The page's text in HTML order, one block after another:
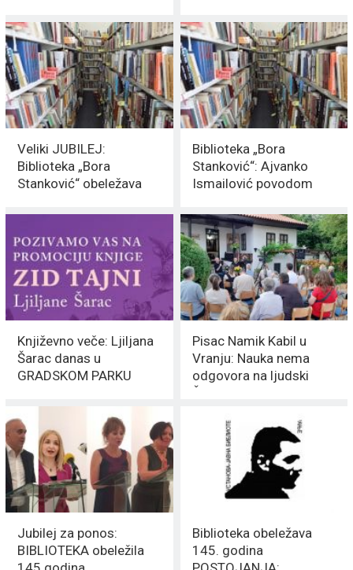
gradska pesma“
Veliki JUBILEJ:
Biblioteka „Bora
Stanković“ obeležava
Biblioteka „Bora
Stanković“: Ajvanko
Ismailović povodom
Književno veče: Ljiljana
Šarac danas u
GRADSKOM PARKU
Pisac Namik Kabil u
Vranju: Nauka nema
odgovora na ljudski
ŽIVOT
Jubilej za ponos:
BIBLIOTEKA obeležila
Biblioteka obeležava
145. godina